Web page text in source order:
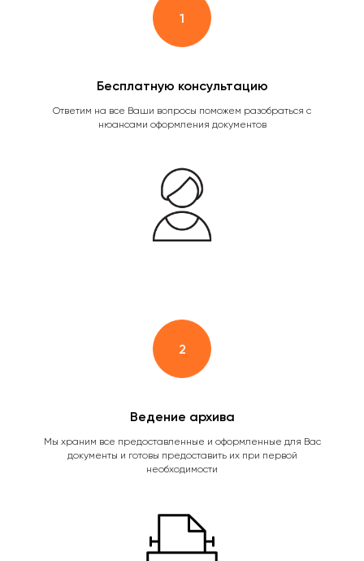
Бесплатную консультацию
Ответим на все Ваши вопросы поможем разобраться с
нюансами оформления документов
Ведение архива
Мы храним все предоставленные и оформленные для Вас
документы и готовы предоставить их при первой
необходимости